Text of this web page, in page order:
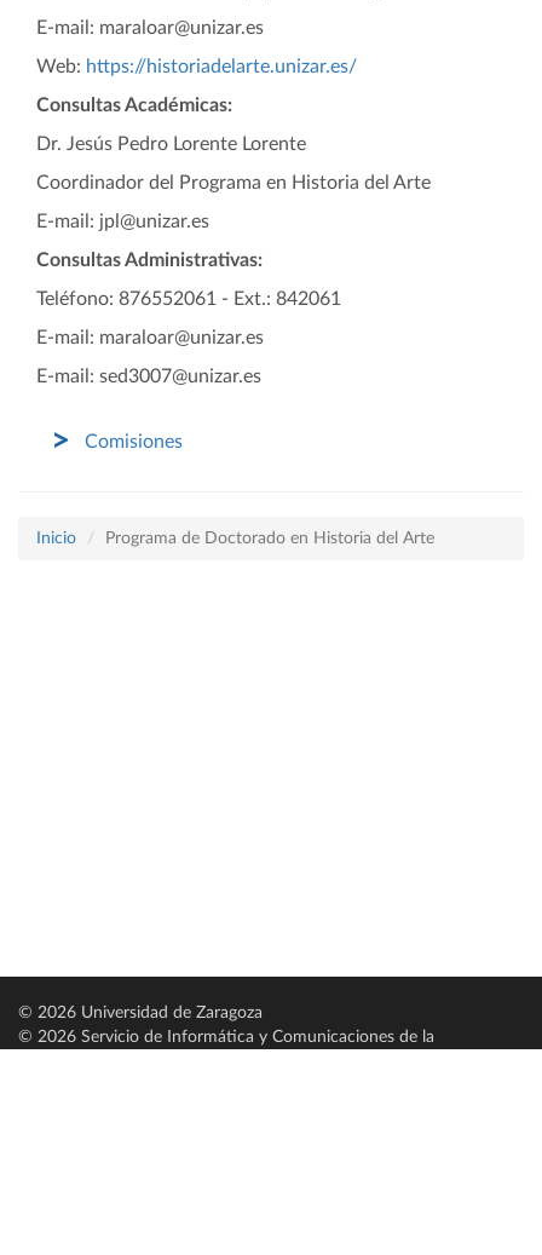
E-mail: maraloar@unizar.es
Web: https://historiadelarte.unizar.es/
Consultas Académicas:
Dr. Jesús Pedro Lorente Lorente
Coordinador del Programa en Historia del Arte
E-mail: jpl@unizar.es
Consultas Administrativas:
Teléfono: 876552061 - Ext.: 842061
E-mail: maraloar@unizar.es
E-mail: sed3007@unizar.es
Comisiones
Inicio Programa de Doctorado en Historia del Arte
© 2026 Universidad de Zaragoza
© 2026 Servicio de Informática y Comunicaciones de la